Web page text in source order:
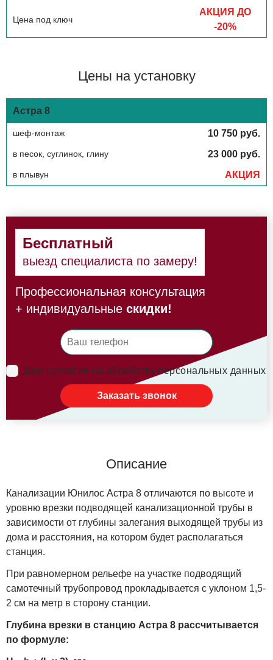
АКЦИЯ ДО
-20%
Цены на установку
Астра 8
шеф-монтаж 10 750 руб.
в песок, суглинок, глину 23 000 руб.
в плывун АКЦИЯ
Бесплатный
выезд специалиста по замеру!
Профессиональная консультация
+ индивидуальные скидки!
Даю согласие на обработку персональных данных
Заказать звонок
Описание
Канализации Юнилос Астра 8 отличаются по высоте и
уровню врезки подводящей канализационной трубы в
зависимости от глубины залегания выходящей трубы из
дома и расстояния, на котором будет располагаться
станция.
При равномерном рельефе на участке подводящий
самотечный трубопровод прокладывается с уклоном 1,5-
2 см на метр в сторону станции.
Глубина врезки в станцию Астра 8 рассчитывается
по формуле: